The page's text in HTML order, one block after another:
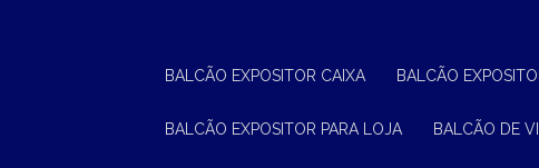
BALCÃO EXPOSITOR CAIXA BALCÃO
BALCÃO EXPOSITOR PARA LOJA BALCÃO DE